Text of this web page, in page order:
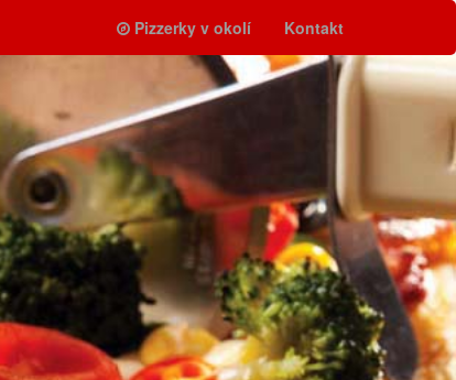
Pizzerky v okolí Kontakt